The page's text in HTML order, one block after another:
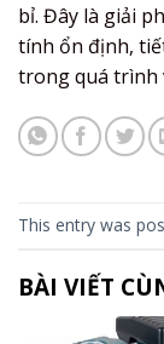
bỉ. Đây là giải
tính ổn định,
trong quá trình
This entry was
BÀI VIẾT